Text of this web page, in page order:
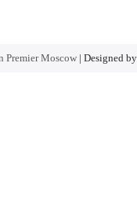
Premier Moscow| Designed